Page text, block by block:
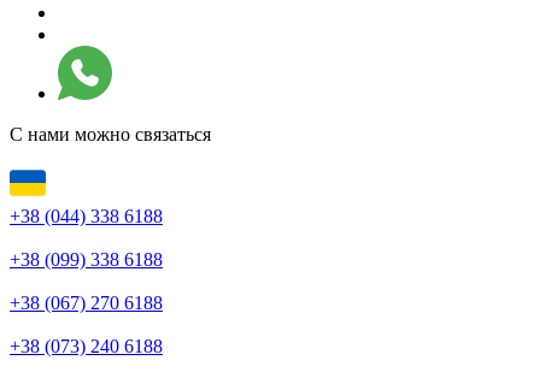
С нами можно связаться
+38 (044) 338 6188
+38 (099) 338 6188
+38 (067) 270 6188
+38 (073) 240 6188